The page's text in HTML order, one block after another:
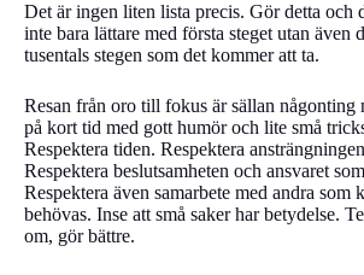
Det är ingen liten lista precis. Gör detta och
inte bara lättare med första steget utan även
tusentals stegen som det kommer att ta.
Resan från oro till fokus är sällan någonting
på kort tid med gott humör och lite små
Respektera tiden. Respektera
Respektera beslutsamheten och ansvaret
Respektera även samarbete med andra som
behövas. Inse att små saker har betydelse.
om, gör bättre.